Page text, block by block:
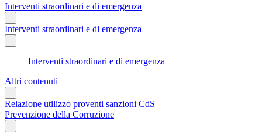
Interventi straordinari e di emergenza
Interventi straordinari e di emergenza
Interventi straordinari e di emergenza
Altri contenuti
Relazione utilizzo proventi sanzioni CdS
Prevenzione della Corruzione